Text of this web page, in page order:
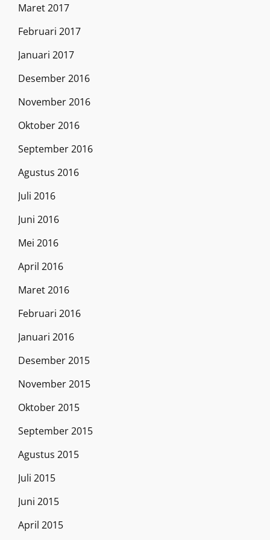
Maret 2017
Februari 2017
Januari 2017
Desember 2016
November 2016
Oktober 2016
September 2016
Agustus 2016
Juli 2016
Juni 2016
Mei 2016
April 2016
Maret 2016
Februari 2016
Januari 2016
Desember 2015
November 2015
Oktober 2015
September 2015
Agustus 2015
Juli 2015
Juni 2015
April 2015